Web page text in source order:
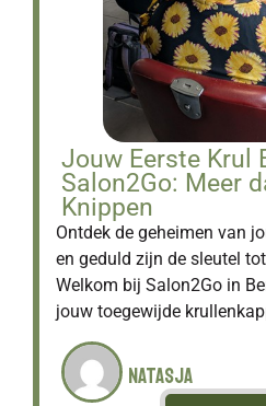
Jouw Eerste Krul
Salon2Go: Meer
Knippen
Ontdek de geheimen van
en geduld zijn de sleutel
Welkom bij Salon2Go in
jouw toegewijde
Natasja